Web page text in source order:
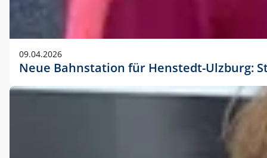
09.04.2026
Neue Bahnstation für Henstedt-Ulzburg: